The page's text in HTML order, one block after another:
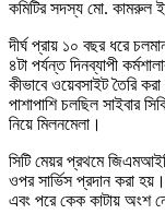
কমিটির সদস্য মো. কামরুল
দীর্ঘ প্রায় ১০ বছর ধরে
৪টা পর্যন্ত দিনব্যাপী
কীভাবে ওয়েবসাইট তৈরি
পাশাপাশি চলছিল সাইবার
নিয়ে মিলনমেলা।
সিটি মেয়র প্রথমে
ওপর সার্ভিস প্রদান করা
এবং পরে কেক কাটায় অংশ